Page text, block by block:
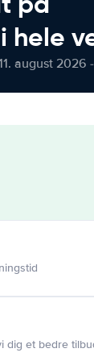
hele
august 2026
dig et bedre